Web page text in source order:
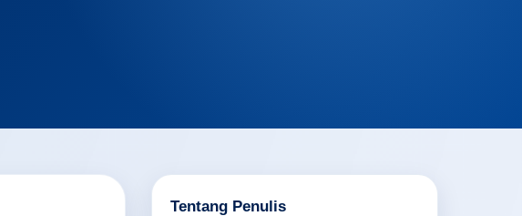
Tentang Penulis